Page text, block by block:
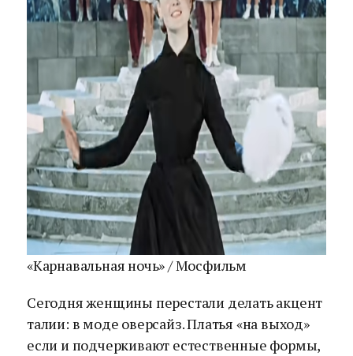
«Карнавальная ночь» / Мосфильм
Сегодня женщины перестали делать акцент
талии: в моде оверсайз. Платья «на выход»
если и подчеркивают естественные формы,